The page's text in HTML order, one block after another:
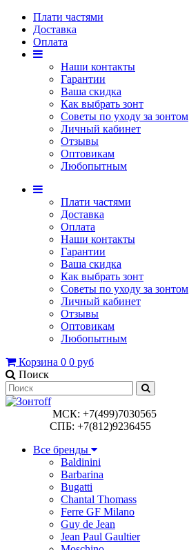
Плати частями
Доставка
Оплата
Наши контакты
Гарантии
Ваша скидка
Как выбрать зонт
Советы по уходу за зонтом
Личный кабинет
Отзывы
Оптовикам
Любопытным
Плати частями
Доставка
Оплата
Наши контакты
Гарантии
Ваша скидка
Как выбрать зонт
Советы по уходу за зонтом
Личный кабинет
Отзывы
Оптовикам
Любопытным
Корзина 0 0 руб
Поиск
МСК: +7(499)7030565
СПБ: +7(812)9236455
Все бренды
Baldinini
Barbarina
Bugatti
Chantal Thomass
Ferre GF Milano
Guy de Jean
Jean Paul Gaultier